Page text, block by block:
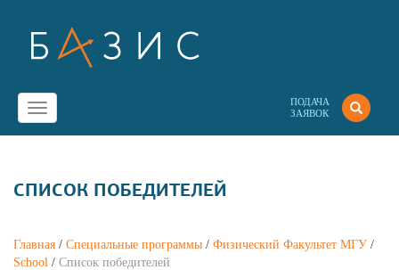
ПОДАЧА
ЗАЯВОК
Toggle
navigation
СПИСОК ПОБЕДИТЕЛЕЙ
Главная / Специальные программы / Физический Факультет МГУ /
School / Список победителей